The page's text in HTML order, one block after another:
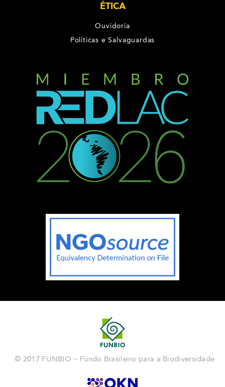
ÉTICA
Ouvidoria
Políticas e Salvaguardas
© 2017 FUNBIO – Fundo Brasileiro para a Biodiversidade